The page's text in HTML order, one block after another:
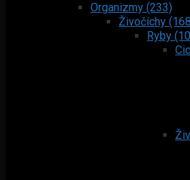
Organizmy (233)
Živočíchy
Ryby